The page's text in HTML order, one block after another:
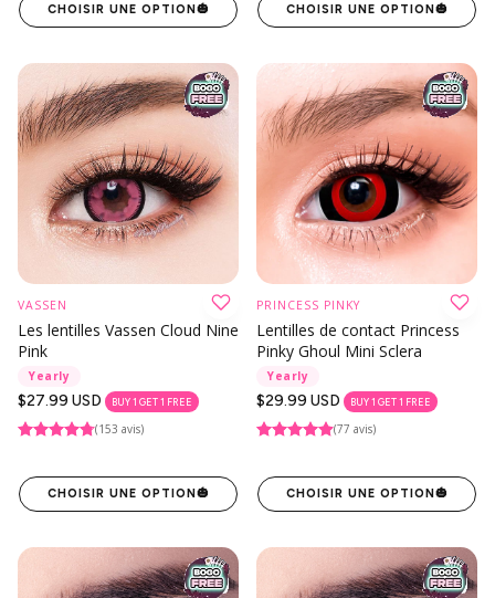
CHOISIR UNE OPTION🎃 CHOISIR UNE OPTION🎃
VASSEN
Les lentilles Vassen Cloud Nine
Pink
Yearly
Prix
habituel
$27.99 USD BUY 1 GET 1 FREE
(153 avis)
CHOISIR UNE OPTION🎃
PRINCESS PINKY
Lentilles de contact Princess
Pinky Ghoul Mini Sclera
Yearly
Prix
habituel
$29.99 USD BUY 1 GET 1 FREE
(77 avis)
CHOISIR UNE OPTION🎃